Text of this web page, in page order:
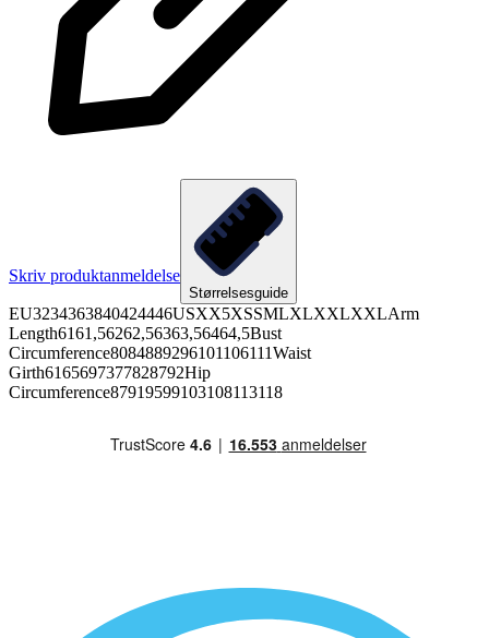
Skriv produktanmeldelse
Størrelsesguide
EU3234363840424446USXX5XSSMLXLXXLXXLArm
Length6161,56262,56363,56464,5Bust
Circumference8084889296101106111Waist
Girth6165697377828792Hip
Circumference87919599103108113118